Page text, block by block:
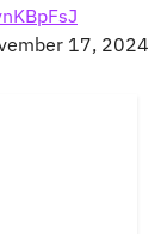
17, 2024